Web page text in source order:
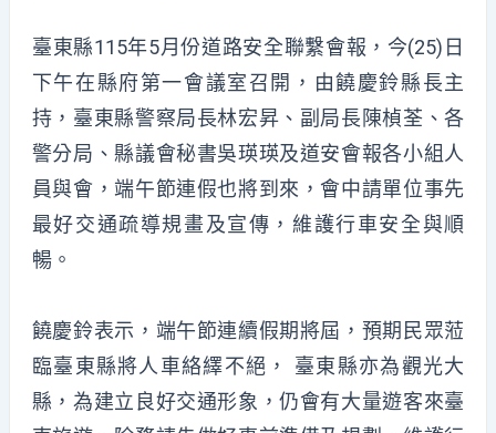
臺東縣115年5月份道路安全聯繫會報，今(25)日
下午在縣府第一會議室召開，由饒慶鈴縣長主
持，臺東縣警察局長林宏昇、副局長陳楨荃、各
警分局、縣議會秘書吳瑛瑛及道安會報各小組人
員與會，端午節連假也將到來，會中請單位事先
最好交通疏導規畫及宣傳，維護行車安全與順
暢。
饒慶鈴表示，端午節連續假期將屆，預期民眾蒞
臨臺東縣將人車絡繹不絕， 臺東縣亦為觀光大
縣，為建立良好交通形象，仍會有大量遊客來臺